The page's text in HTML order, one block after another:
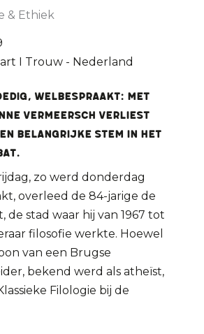
& Ethiek
I Trouw - Nederland
welbespraakt: met
Vermeersch verliest
belangrijke stem in het
zo werd donderdag
overleed de 84-jarige de
de stad waar hij van 1967 tot
filosofie werkte. Hoewel
van een Brugse
bekend werd als atheïst,
Filologie bij de